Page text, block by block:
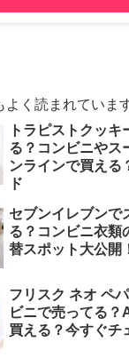
よく読まれていま
トラピストクッキ
る？コンビニやス
ンラインで買える
ド
セブンイレブンで
る？コンビニ衣類
替スポット大公開
フリスク ネオ ペ
ビニで売ってる
買える？今すぐチ